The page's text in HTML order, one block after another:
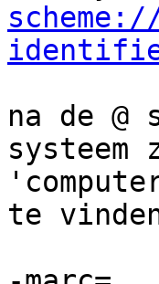
na de
systeem
te